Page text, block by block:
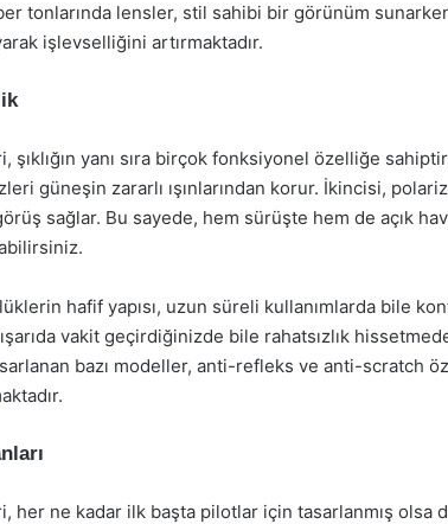
tonlarında lensler, stil sahibi bir görünüm
işlevselliğini artırmaktadır.
şıklığın yanı sıra birçok fonksiyonel özelliğe
güneşin zararlı ışınlarından korur. İkincisi,
sağlar. Bu sayede, hem sürüşte hem de açık
hafif yapısı, uzun süreli kullanımlarda bile
vakit geçirdiğinizde bile rahatsızlık
bazı modeller, anti-refleks ve anti-scratch
her ne kadar ilk başta pilotlar için tasarlanmış olsa